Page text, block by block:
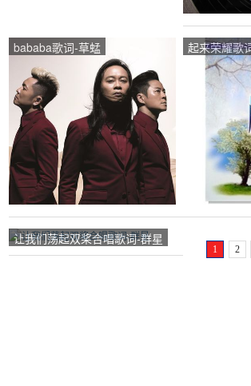
bababa歌词-草蜢 起来荣耀歌
让我们荡起双桨合唱歌词-群星
1 2